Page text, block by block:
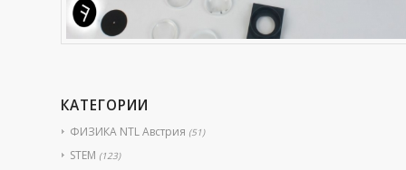
КАТЕГОРИИ
ФИЗИКА NTL Австрия (51)
STEM (123)